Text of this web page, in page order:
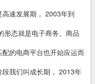
速发展期， 2003年到
形态就是电子商务。商品
的电商平台也开始应运而
我们叫成长期， 2013年